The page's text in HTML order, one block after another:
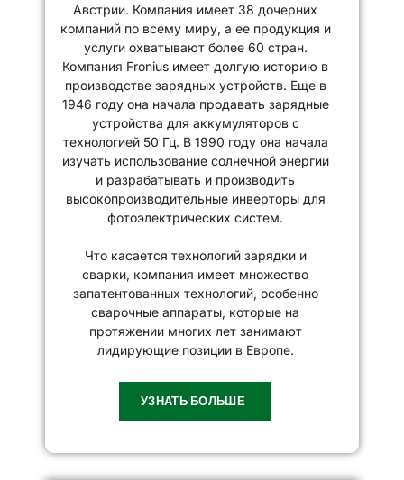
Австрии. Компания имеет 38 дочерних
компаний по всему миру, а ее продукция и
услуги охватывают более 60 стран.
Компания Fronius имеет долгую историю в
производстве зарядных устройств. Еще в
1946 году она начала продавать зарядные
устройства для аккумуляторов с
технологией 50 Гц. В 1990 году она начала
изучать использование солнечной энергии
и разрабатывать и производить
высокопроизводительные инверторы для
фотоэлектрических систем.
Что касается технологий зарядки и
сварки, компания имеет множество
запатентованных технологий, особенно
сварочные аппараты, которые на
протяжении многих лет занимают
лидирующие позиции в Европе.
УЗНАТЬ БОЛЬШЕ